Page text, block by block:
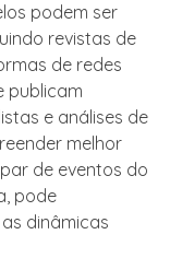
podem ser
revistas de
de redes
publicam
e análises de
melhor
de eventos do
pode
dinâmicas